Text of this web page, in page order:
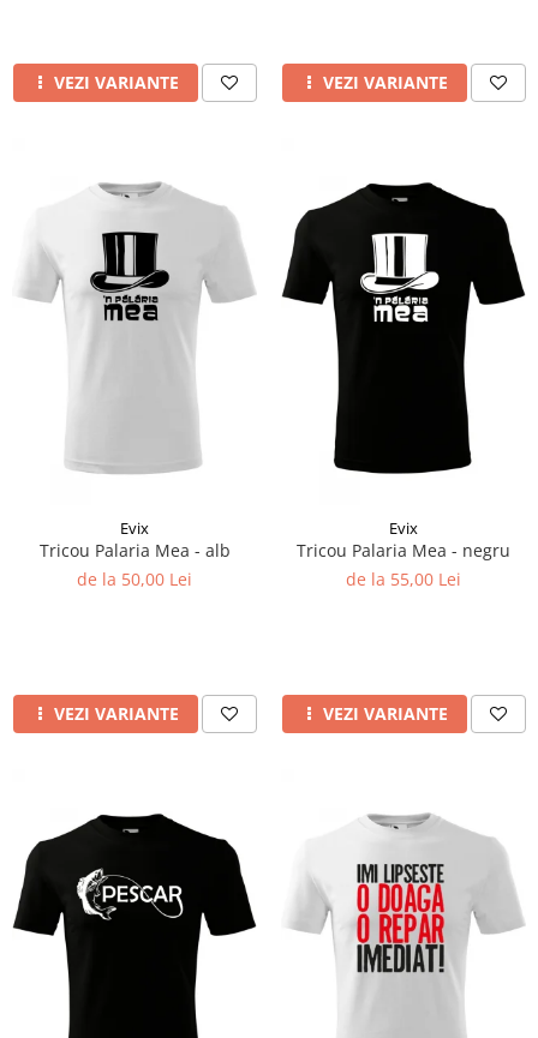
VEZI VARIANTE VEZI VARIANTE
Evix
Tricou Palaria Mea - alb
de la 50,00 Lei
VEZI VARIANTE
Evix
Tricou Palaria Mea - negru
de la 55,00 Lei
VEZI VARIANTE